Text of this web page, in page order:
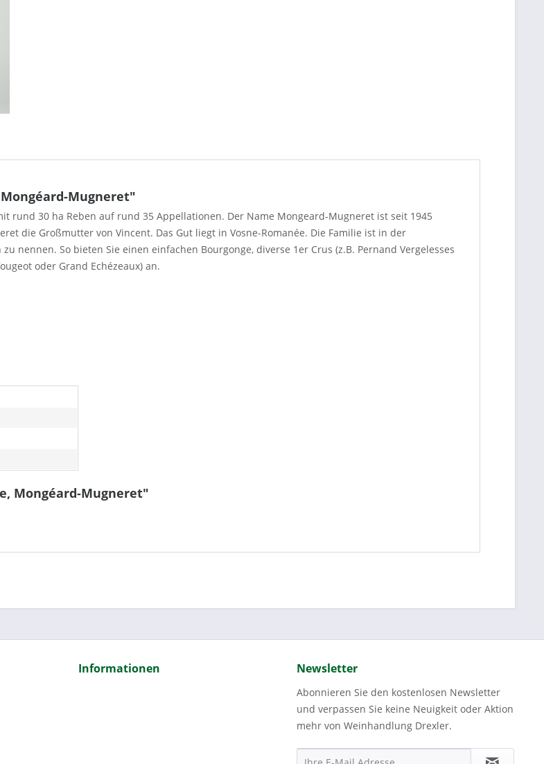
Mugneret"
rund 30 ha Reben auf rund 35 Appellationen. Der Name Mongeard-Mugneret ist seit 1945
die Großmutter von Vincent. Das Gut liegt in Vosne-Romanée. Die Familie ist in der
nennen. So bieten Sie einen einfachen Bourgonge, diverse 1er Crus (z.B. Pernand Vergelesses
oder Grand Echézeaux) an.
Mongéard-Mugneret"
Informationen Newsletter
Abonnieren Sie den kostenlosen Newsletter
und verpassen Sie keine Neuigkeit oder Aktion
mehr von Weinhandlung Drexler.